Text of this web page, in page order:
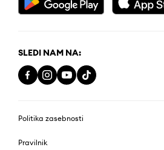
SLEDI NAM NA:
Politika zasebnosti
Pravilnik